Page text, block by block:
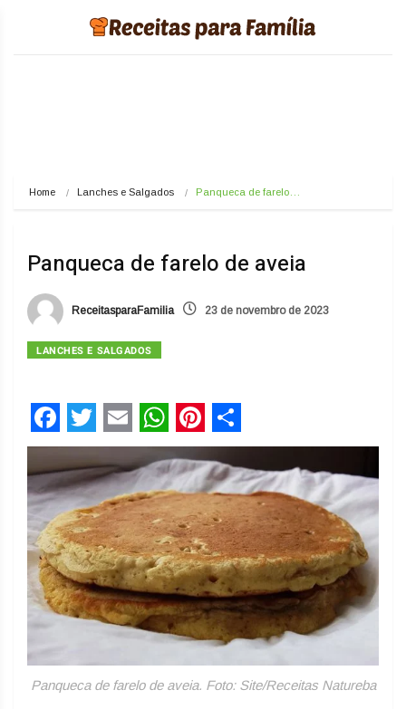
Home Lanches e Salgados Panqueca de farelo…
Panqueca de farelo de aveia
ReceitasparaFamilia 23 de novembro de 2023
LANCHES E SALGADOS
Facebook
Twitter
EmailWhatsApp
Pinterest
Share
Panqueca de farelo de aveia. Foto: Site/Receitas Natureba